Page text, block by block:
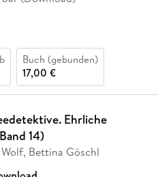
Buch (gebunden)
17,00 €
Ehrliche
14)
Bettina Göschl